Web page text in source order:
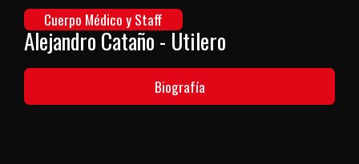
Cuerpo Médico y Staff
Alejandro Cataño - Utilero
Biografía